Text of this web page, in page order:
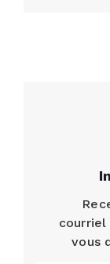
courriel
vous